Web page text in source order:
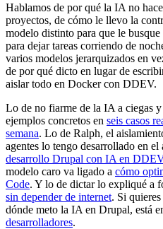
Hablamos de por qué la IA no
proyectos, de cómo le llevo la
modelo distinto para que le
para dejar tareas corriendo de
varios modelos jerarquizados en
de por qué dicto en lugar de
aislar todo en Docker con DDEV.
Lo de no fiarme de la IA a ciegas
ejemplos concretos en seis casos
semana. Lo de Ralph, el
agentes lo tengo desarrollado en el
desarrollo Drupal con IA en DDEV
modelo caro va ligado a cómo
Code. Y lo de dictar lo expliqué a
sin depender de internet. Si
dónde meto la IA en Drupal, está
desarrolladores.